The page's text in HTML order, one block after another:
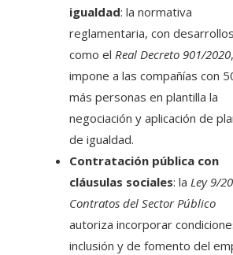
igualdad: la normativa
reglamentaria, con desarrollos
como el Real Decreto 901/2020,
impone a las compañías con
más personas en plantilla la
negociación y aplicación de
de igualdad.
Contratación pública con
cláusulas sociales: la Ley 9/
Contratos del Sector Público
autoriza incorporar
inclusión y de fomento del